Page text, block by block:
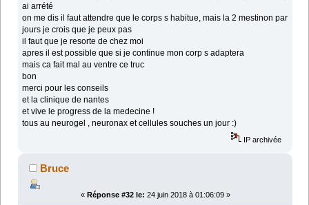
ai arrété
on me dis il faut attendre que le corps s habitue, mais la 2 mestinon par
jours je crois que je peux pas
il faut que je resorte de chez moi
apres il est possible que si je continue mon corp s adaptera
mais ca fait mal au ventre ce truc
bon
merci pour les conseils
et la clinique de nantes
et vive le progress de la medecine !
tous au neurogel , neuronax et cellules souches un jour :)
IP archivée
Bruce
« Réponse #32 le: 24 juin 2018 à 01:06:09 »